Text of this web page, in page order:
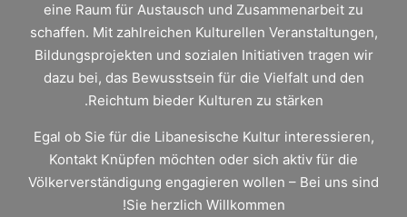
eine Raum für Austausch und Zusammenarbeit zu
schaffen. Mit zahlreichen Kulturellen Veranstaltungen,
Bildungsprojekten und sozialen Initiativen tragen wir
dazu bei, das Bewusstsein für die Vielfalt und den
Reichtum bieder Kulturen zu stärken.
Egal ob Sie für die Libanesische Kultur interessieren,
Kontakt Knüpfen möchten oder sich aktiv für die
Völkerverständigung engagieren wollen – Bei uns sind
Sie herzlich Willkommen!